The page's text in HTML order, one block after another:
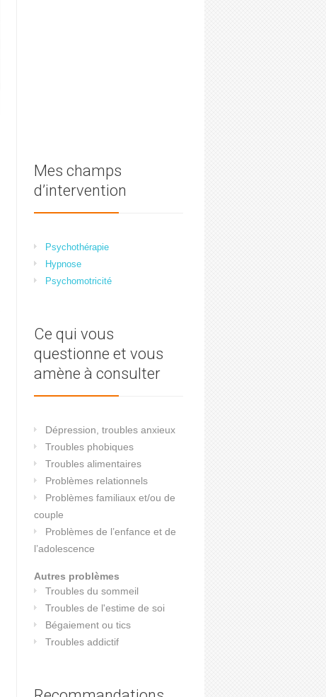
Mes champs
d’intervention
Psychothérapie
Hypnose
Psychomotricité
Ce qui vous
questionne et vous
amène à consulter
Dépression, troubles anxieux
Troubles phobiques
Troubles alimentaires
Problèmes relationnels
Problèmes familiaux et/ou de
couple
Problèmes de l’enfance et de
l’adolescence
Autres problèmes
Troubles du sommeil
Troubles de l'estime de soi
Bégaiement ou tics
Troubles addictif